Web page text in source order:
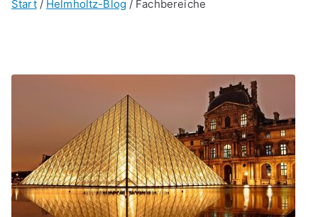
Start Helmholtz-Blog Fachbereiche